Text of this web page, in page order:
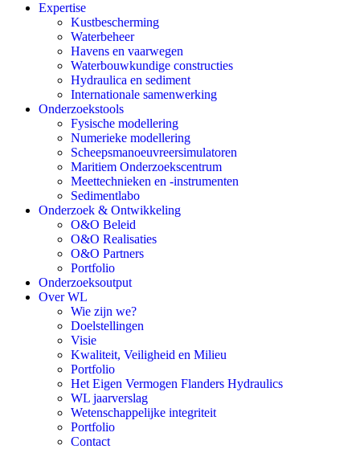
Expertise
Kustbescherming
Waterbeheer
Havens en vaarwegen
Waterbouwkundige constructies
Hydraulica en sediment
Internationale samenwerking
Onderzoekstools
Fysische modellering
Numerieke modellering
Scheepsmanoeuvreersimulatoren
Maritiem Onderzoekscentrum
Meettechnieken en -instrumenten
Sedimentlabo
Onderzoek & Ontwikkeling
O&O Beleid
O&O Realisaties
O&O Partners
Portfolio
Onderzoeksoutput
Over WL
Wie zijn we?
Doelstellingen
Visie
Kwaliteit, Veiligheid en Milieu
Portfolio
Het Eigen Vermogen Flanders Hydraulics
WL jaarverslag
Wetenschappelijke integriteit
Portfolio
Contact